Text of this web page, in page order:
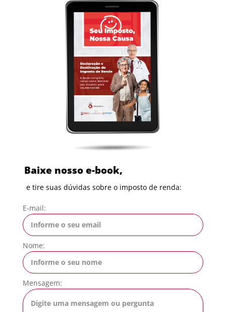
Baixe nosso e-book,
e tire suas dúvidas sobre o imposto de renda:
E-mail:
Nome:
Mensagem: